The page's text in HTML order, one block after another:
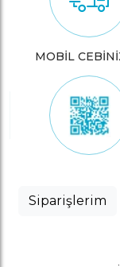
MOBİL
Siparişlerim